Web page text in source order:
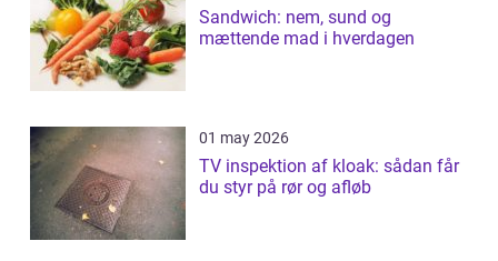
Sandwich: nem, sund og
mættende mad i hverdagen
01 may 2026
TV inspektion af kloak: sådan får
du styr på rør og afløb